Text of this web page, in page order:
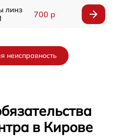
линз
700 р
неисправность
в Кирове